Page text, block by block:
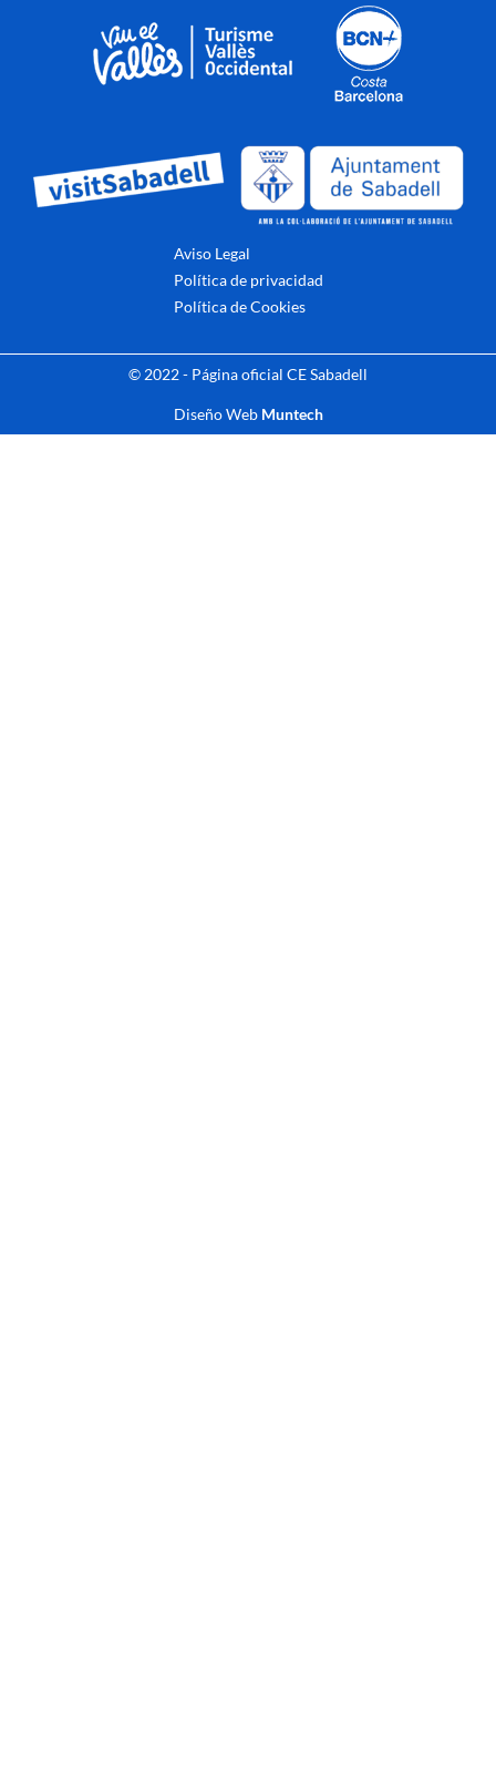
Aviso Legal
Política de privacidad
Política de Cookies
© 2022 - Página oficial CE Sabadell
Diseño Web Muntech